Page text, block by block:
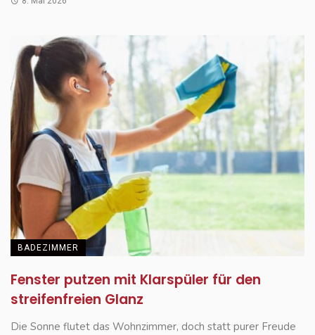
BADEZIMMER
Fenster putzen mit Klarspüler für den
streifenfreien Glanz
Die Sonne flutet das Wohnzimmer, doch statt purer Freude